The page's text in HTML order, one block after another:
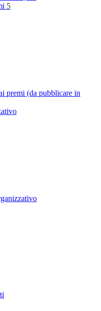
5
premi (da pubblicare in